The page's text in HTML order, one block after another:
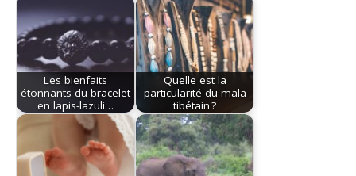
Les bienfaits
étonnants du bracelet
en lapis-lazuli…
Quelle est la
particularité du mala
tibétain ?